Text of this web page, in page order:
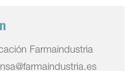
Farmaindustria